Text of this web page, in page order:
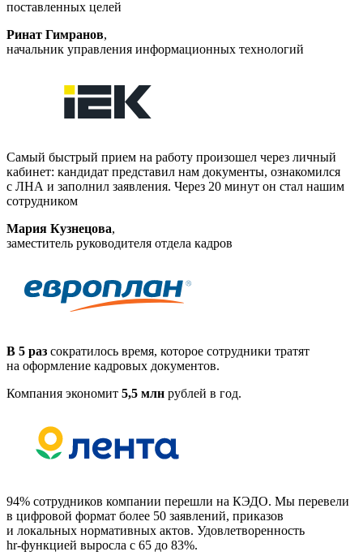
поставленных целей
Ринат Гимранов,
начальник управления информационных технологий
Самый быстрый прием на работу произошел через личный
кабинет: кандидат представил нам документы, ознакомился
с ЛНА и заполнил заявления. Через 20 минут он стал нашим
сотрудником
Мария Кузнецова,
заместитель руководителя отдела кадров
В 5 раз сократилось время, которое сотрудники тратят
на оформление кадровых документов.
Компания экономит 5,5 млн рублей в год.
94% сотрудников компании перешли на КЭДО. Мы перевели
в цифровой формат более 50 заявлений, приказов
и локальных нормативных актов. Удовлетворенность
hr-функцией выросла с 65 до 83%.